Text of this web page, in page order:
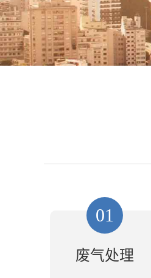
01
废气处理